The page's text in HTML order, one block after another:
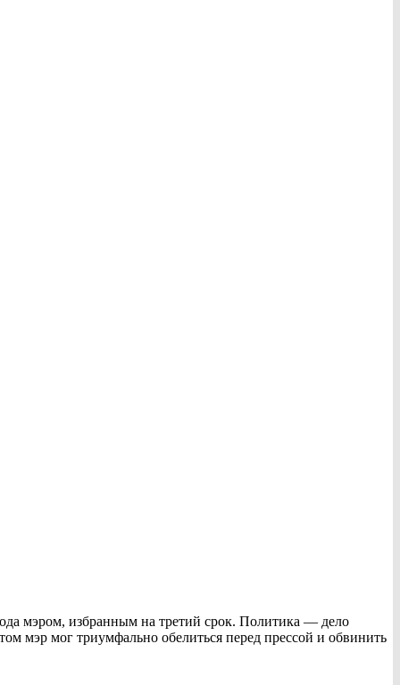
мэром, избранным на третий срок. Политика — дело
мэр мог триумфально обелиться перед прессой и обвинить